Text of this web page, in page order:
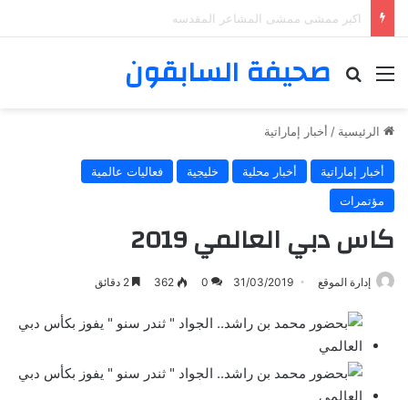
صحيفة السابقون القائمة بحث عن
الرئيسية / أخبار إماراتية
أخبار إماراتية أخبار محلية خليجية
فعاليات عالمية
مؤتمرات
كاس دبي العالمي 2019
إدارة الموقع 31/03/2019
0
362